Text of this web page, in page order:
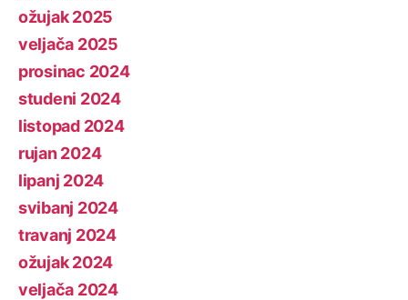
ožujak 2025
veljača 2025
prosinac 2024
studeni 2024
listopad 2024
rujan 2024
lipanj 2024
svibanj 2024
travanj 2024
ožujak 2024
veljača 2024